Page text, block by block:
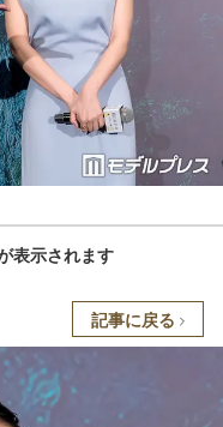
表示されます
記事に戻る